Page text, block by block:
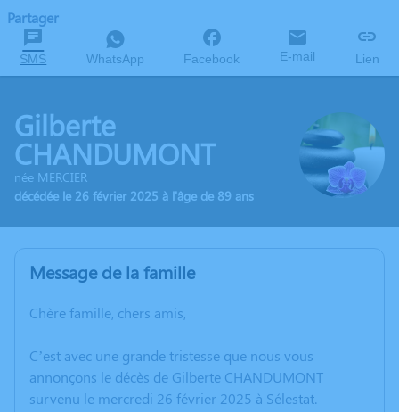
Partager
SMS WhatsApp Facebook E-mail Lien
Gilberte
CHANDUMONT
née MERCIER
décédée le 26 février 2025 à l'âge de 89 ans
Message de la famille
Chère famille, chers amis,
C’est avec une grande tristesse que nous vous
annonçons le décès de Gilberte CHANDUMONT
survenu le mercredi 26 février 2025 à Sélestat.